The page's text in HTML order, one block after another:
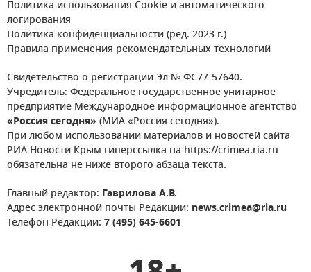
Политика использования Cookie и автоматического
логирования
Политика конфиденциальности (ред. 2023 г.)
Правила применения рекомендательных технологий
Свидетельство о регистрации Эл № ФС77-57640.
Учредитель: Федеральное государственное унитарное
предприятие Международное информационное агентство
«Россия сегодня» (МИА «Россия сегодня»).
При любом использовании материалов и новостей сайта
РИА Новости Крым гиперссылка на https://crimea.ria.ru
обязательна не ниже второго абзаца текста.
Главный редактор: Гаврилова А.В.
Адрес электронной почты Редакции: news.crimea@ria.ru
Телефон Редакции: 7 (495) 645-6601